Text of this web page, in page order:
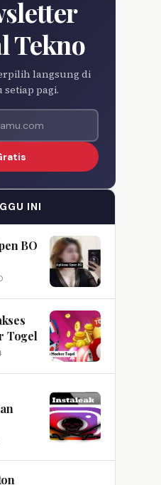
Tekno
langsung di
setiap pagi.
INI
BO
Togel